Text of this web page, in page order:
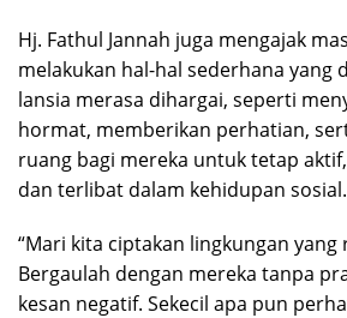
Hj. Fathul Jannah juga mengajak
melakukan hal-hal sederhana yang
lansia merasa dihargai, seperti
hormat, memberikan perhatian,
ruang bagi mereka untuk tetap
dan terlibat dalam kehidupan sosial.
“Mari kita ciptakan lingkungan yang
Bergaulah dengan mereka tanpa
kesan negatif. Sekecil apa pun